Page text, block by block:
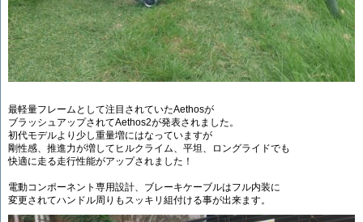
最軽量フレームとして注目されていたAethosが
ブラッシュアップされてAethos2が発表されました。
初代モデルより少し重量増にはなっていますが
剛性感、推進力が増してヒルクライム、平坦、ロングライドでも
快適に走る走行性能がアップされました！
電動コンポーネント専用設計、ブレーキケーブルはフル内装に
変更されてハンドル周りもスッキリ組付ける事が出来ます。